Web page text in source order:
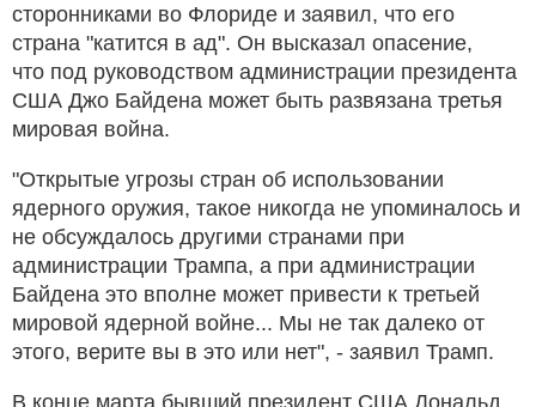
сторонниками во Флориде и заявил, что его
страна "катится в ад". Он высказал опасение,
что под руководством администрации президента
США Джо Байдена может быть развязана третья
мировая война.
"Открытые угрозы стран об использовании
ядерного оружия, такое никогда не упоминалось и
не обсуждалось другими странами при
администрации Трампа, а при администрации
Байдена это вполне может привести к третьей
мировой ядерной войне... Мы не так далеко от
этого, верите вы в это или нет", - заявил Трамп.
В конце марта бывший президент США Дональд